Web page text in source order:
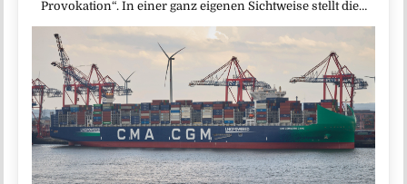
Provokation“. In einer ganz eigenen Sichtweise stellt die…